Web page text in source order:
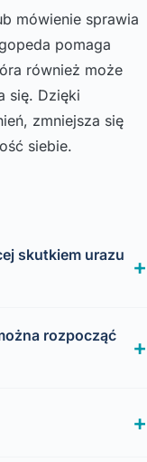
mówienie sprawia
pomaga
również może
się. Dzięki
zmniejsza się
siebie.
skutkiem urazu
rozpocząć